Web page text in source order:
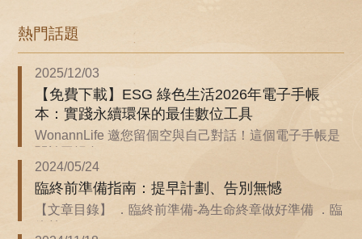
熱門話題
2025/12/03
【免費下載】ESG 綠色生活2026年電子手帳
本：實踐永續環保的最佳數位工具
WonannLife 邀您留個空與自己對話！這個電子手帳是
2024/05/24
臨終前準備指南：提早計劃、告別無憾
【文章目錄】 ．臨終前準備-為生命終章做好準備 ．臨